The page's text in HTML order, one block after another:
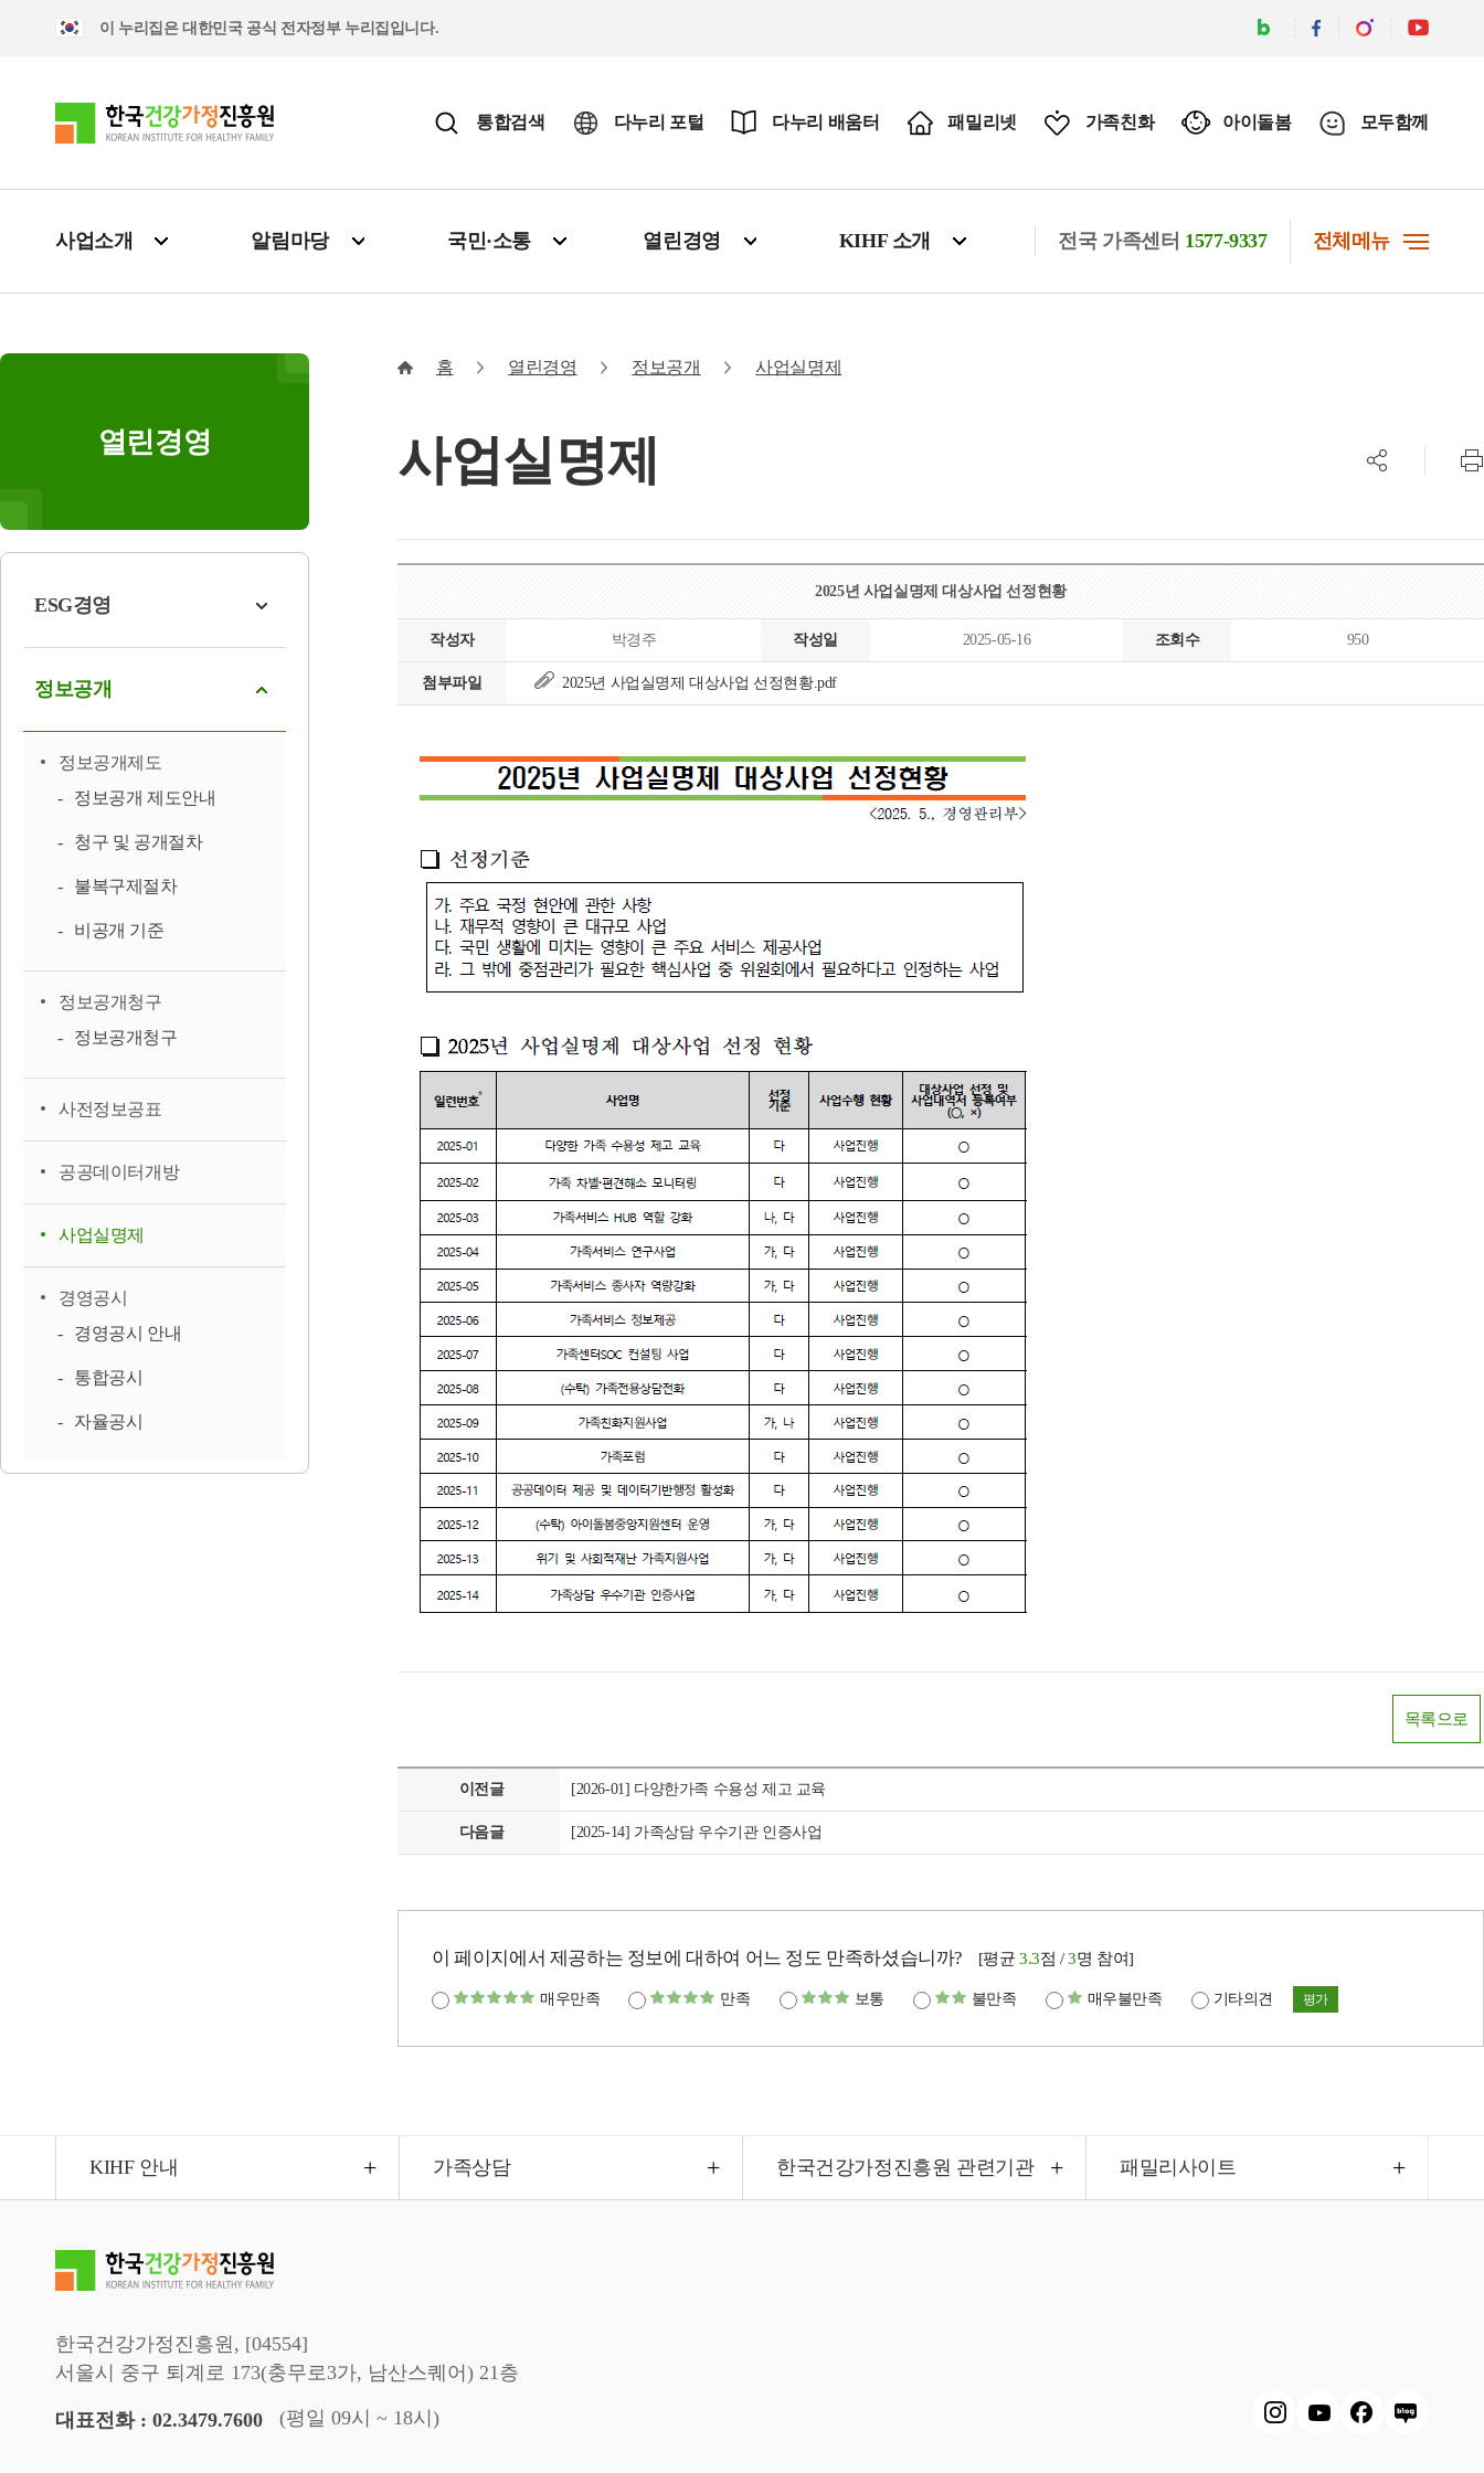
이 누리집은 대한민국 공식 전자정부 누리집입니다.
통합검색 다누리 포털 다누리 배움터 패밀리넷 가족친화 아이돌봄 모두함께
사업소개 알림마당 국민·소통 열린경영 KIHF 소개 전국 가족센터 1577-9337 전체메뉴
열린경영
ESG경영
정보공개
정보공개제도
정보공개 제도안내
청구 및 공개절차
불복구제절차
비공개 기준
정보공개청구
정보공개청구
사전정보공표
공공데이터개방
사업실명제
경영공시
경영공시 안내
통합공시
자율공시
홈 열린경영 정보공개 사업실명제
사업실명제
공유하기
2025년 사업실명제 대상사업 선정현황
작성자 박경주 작성일 2025-05-16 조회수 950
첨부파일 2025년 사업실명제 대상사업 선정현황.pdf
상
선
목록으로
이전글 [2026-01] 다양한가족 수용성 제고 교육
다음글 [2025-14] 가족상담 우수기관 인증사업
이 페이지에서 제공하는 정보에 대하여 어느 정도 만족하셨습니까? [평균3.3점 /3명 참여]
매우만족 만족 보통 불만족 매우불만족 기타의견 평가
KIHF 안내 가족상담 한국건강가정진흥원 관련기관 패밀리사이트
한국건강가정진흥원, [04554]
서울시 중구 퇴계로 173(충무로3가, 남산스퀘어) 21층
대표전화 : 02.3479.7600 (평일 09시 ~ 18시)